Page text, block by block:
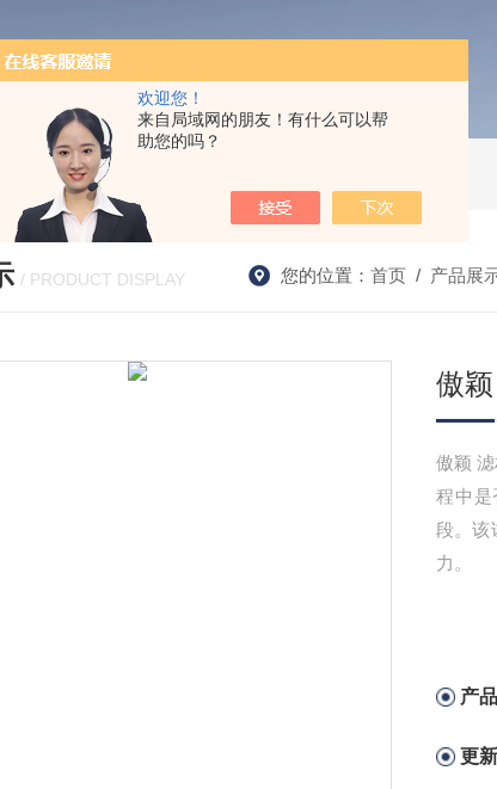
欢迎您！
来自局域网的朋友！有什么可以帮
助您的吗？
/ PRODUCT DISPLAY 您的位置： 首页 / 产品展
傲
傲颖 滤材泡点试验仪（孔径测试仪）该试验可以确定滤芯在过滤过
程中
段。该
力。
产
更